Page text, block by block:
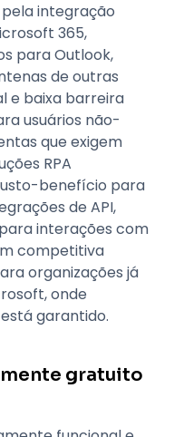
integração
365,
para Outlook,
de outras
e baixa barreira
usuários não-
que exigem
RPA
benefício para
de API,
interações com
competitiva
organizações já
onde
garantido.
gratuito